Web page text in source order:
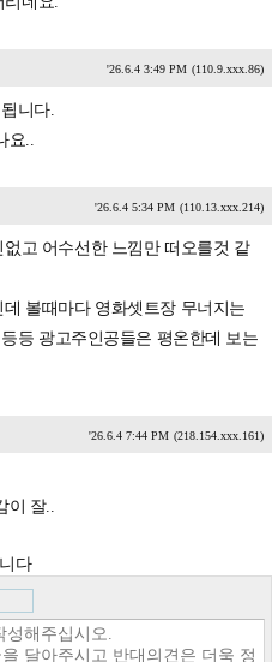
'26.6.4 3:49 PM (110.9.xxx.86)
니다.
요..
'26.6.4 5:34 PM (110.13.xxx.214)
고 어수선한 느낌만 떠오를것 같
볼때마다 영화셋트장 무너지는
등 광고주인공들은 평온한데 보는
'26.6.4 7:44 PM (218.154.xxx.161)
이 잘..
다